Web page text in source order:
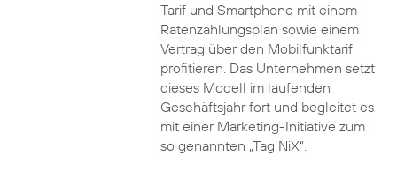
Tarif und Smartphone mit einem
Ratenzahlungsplan sowie einem
Vertrag über den Mobilfunktarif
profitieren. Das Unternehmen setzt
dieses Modell im laufenden
Geschäftsjahr fort und begleitet es
mit einer Marketing-Initiative zum
so genannten „Tag NiX“.